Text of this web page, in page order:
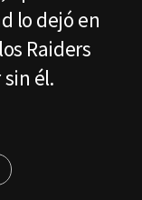
lo dejó en
Raiders
él.